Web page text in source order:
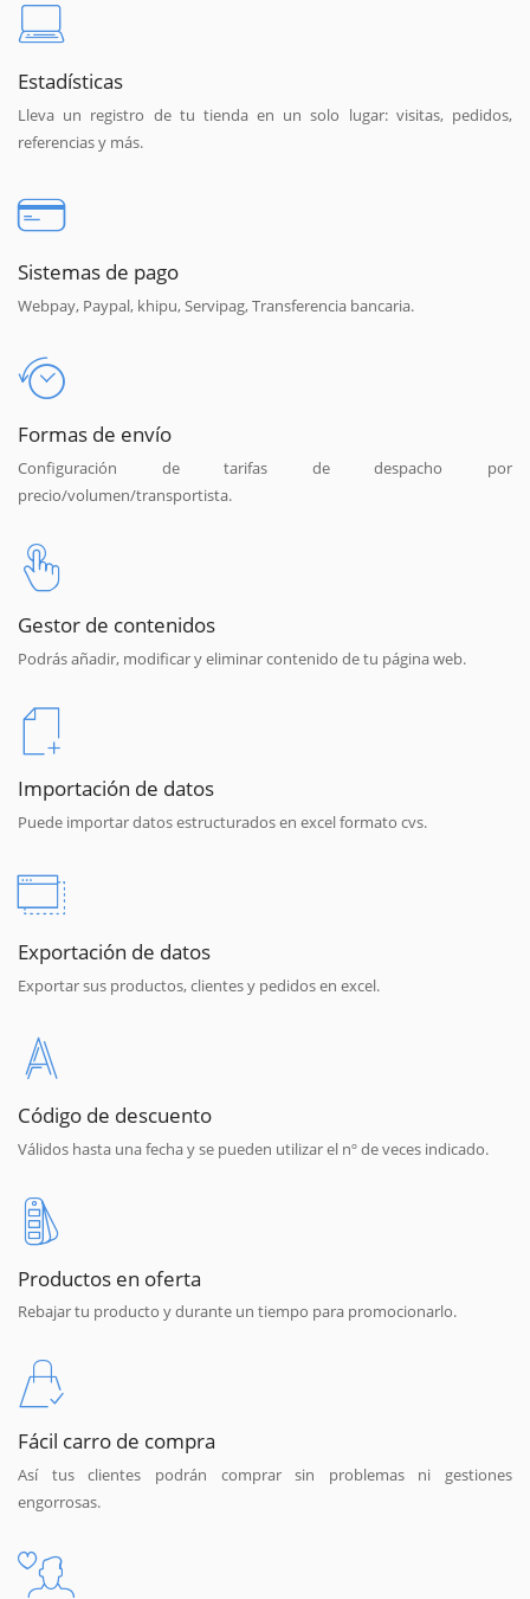
Estadísticas
Lleva un registro de tu tienda en un solo lugar: visitas, pedidos,
referencias y más.
Sistemas de pago
Webpay, Paypal, khipu, Servipag, Transferencia bancaria.
Formas de envío
Configuración de tarifas de despacho por
precio/volumen/transportista.
Gestor de contenidos
Podrás añadir, modificar y eliminar contenido de tu página web.
Importación de datos
Puede importar datos estructurados en excel formato cvs.
Exportación de datos
Exportar sus productos, clientes y pedidos en excel.
Código de descuento
Válidos hasta una fecha y se pueden utilizar el nº de veces indicado.
Productos en oferta
Rebajar tu producto y durante un tiempo para promocionarlo.
Fácil carro de compra
Así tus clientes podrán comprar sin problemas ni gestiones
engorrosas.